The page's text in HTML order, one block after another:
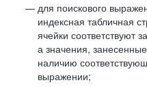
для поискового
индексная табличная
ячейки соответствуют
а значения,
наличию
выражении;